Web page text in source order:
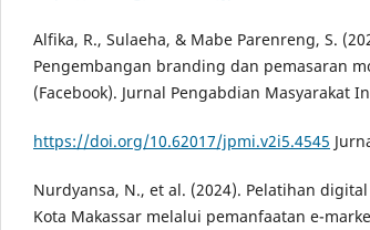
Alfika, R., Sulaeha, & Mabe Parenreng, S.
Pengembangan branding dan pemasaran
(Facebook). Jurnal Pengabdian Masyarakat
https://doi.org/10.62017/jpmi.v2i5.4545
Nurdyansa, N., et al. (2024). Pelatihan
Kota Makassar melalui pemanfaatan e-